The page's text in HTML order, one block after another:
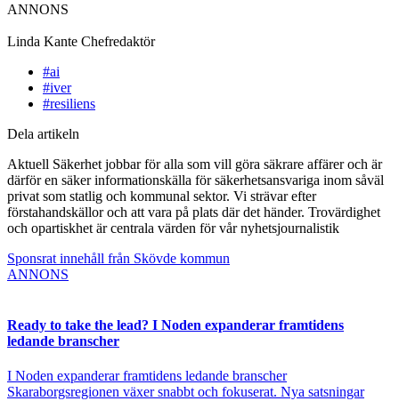
ANNONS
Linda Kante Chefredaktör
#ai
#iver
#resiliens
Dela artikeln
Aktuell Säkerhet jobbar för alla som vill göra säkrare affärer och är
därför en säker informationskälla för säkerhetsansvariga inom såväl
privat som statlig och kommunal sektor. Vi strävar efter
förstahandskällor och att vara på plats där det händer. Trovärdighet
och opartiskhet är centrala värden för vår nyhetsjournalistik
Sponsrat innehåll från Skövde kommun
ANNONS
Ready to take the lead? I Noden expanderar framtidens
ledande branscher
I Noden expanderar framtidens ledande branscher
Skaraborgsregionen växer snabbt och fokuserat. Nya satsningar